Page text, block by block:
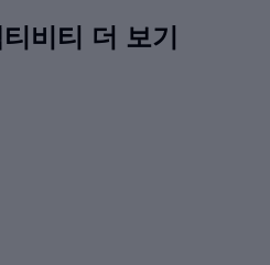
비티 더 보기